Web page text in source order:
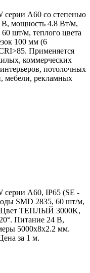
серии A60 со степенью
мощность 4.8 Вт/м,
шт/м, теплого цвета
100 мм (6
Применяется
коммерческих
потолочных
мебели, рекламных
серии A60, IP65 (SE -
SMD 2835, 60 шт/м,
Цвет ТЕПЛЫЙ 3000K,
Питание 24 В,
5000x8x2.2 мм.
за 1 м.